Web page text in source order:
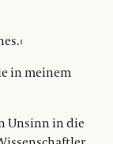
in meinem
Unsinn in die